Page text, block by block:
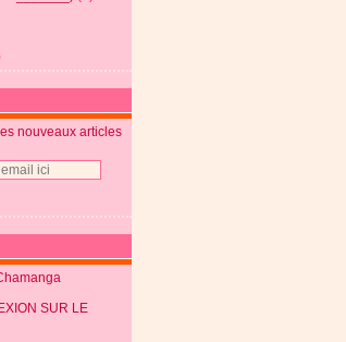
nouveaux articles
SUR LE